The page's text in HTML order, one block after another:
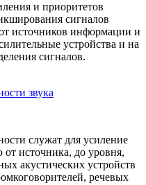
и приоритетов
сигналов
источников информации и
устройства и на
сигналов.
звука
служат для усиление
от источника, до уровня,
акустических устройств
речевых